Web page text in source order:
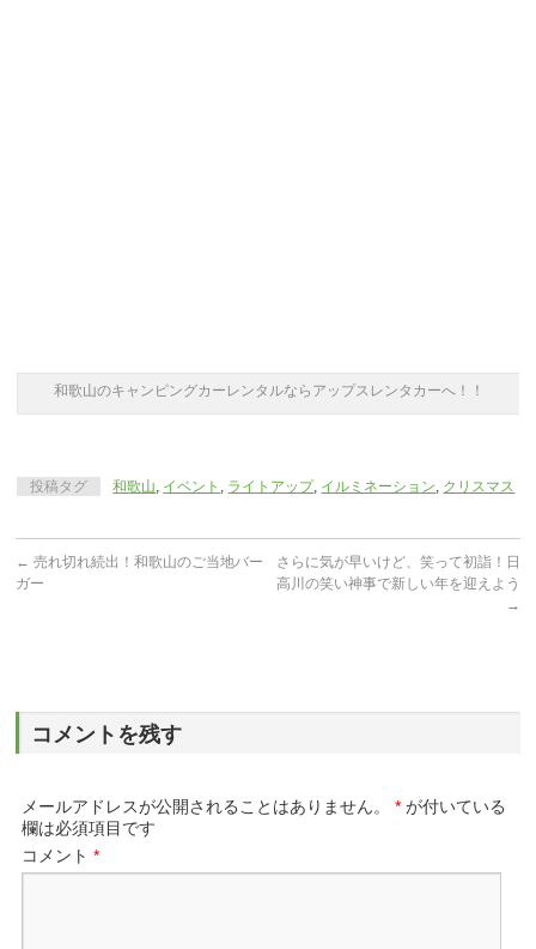
和歌山のキャンピングカーレンタルならアップスレンタカーへ！！
投稿タグ 和歌山, イベント , ライトアップ, イルミネーション, クリスマス
← 売れ切れ続出！和歌山のご当地バー
ガー
さらに気が早いけど、笑って初詣！日
高川の笑い神事で新しい年を迎えよう
→
コメントを残す
メールアドレスが公開されることはありません。 * が付いている
欄は必須項目です
コメント*